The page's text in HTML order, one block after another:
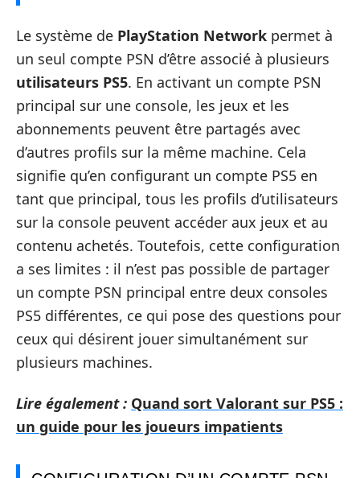
Le système de PlayStation Network permet à
un seul compte PSN d’être associé à plusieurs
utilisateurs PS5. En activant un compte PSN
principal sur une console, les jeux et les
abonnements peuvent être partagés avec
d’autres profils sur la même machine. Cela
signifie qu’en configurant un compte PS5 en
tant que principal, tous les profils d’utilisateurs
sur la console peuvent accéder aux jeux et au
contenu achetés. Toutefois, cette configuration
a ses limites : il n’est pas possible de partager
un compte PSN principal entre deux consoles
PS5 différentes, ce qui pose des questions pour
ceux qui désirent jouer simultanément sur
plusieurs machines.
Lire également : Quand sort Valorant sur PS5 :
un guide pour les joueurs impatients